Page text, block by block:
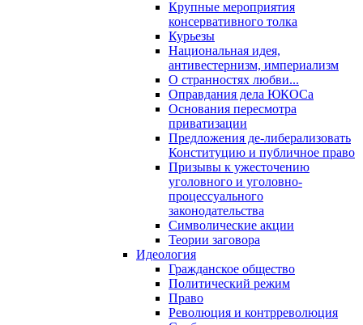
Крупные мероприятия
консервативного толка
Курьезы
Национальная идея,
антивестернизм, империализм
О странностях любви...
Оправдания дела ЮКОСа
Основания пересмотра
приватизации
Предложения де-либерализовать
Конституцию и публичное право
Призывы к ужесточению
уголовного и уголовно-
процессуального
законодательства
Символические акции
Теории заговора
Идеология
Гражданское общество
Политический режим
Право
Революция и контрреволюция